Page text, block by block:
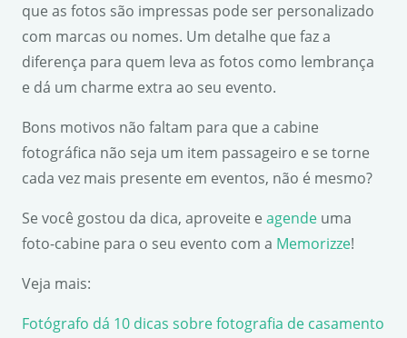
que as fotos são impressas pode ser personalizado
com marcas ou nomes. Um detalhe que faz a
diferença para quem leva as fotos como lembrança
e dá um charme extra ao seu evento.
Bons motivos não faltam para que a cabine
fotográfica não seja um item passageiro e se torne
cada vez mais presente em eventos, não é mesmo?
Se você gostou da dica, aproveite e agende uma
foto-cabine para o seu evento com a Memorizze!
Veja mais:
Fotógrafo dá 10 dicas sobre fotografia de casamento